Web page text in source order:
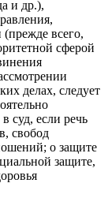
и др.),
всего,
сферой
делах, следует
суд, если речь
свобод
о защите
защите,